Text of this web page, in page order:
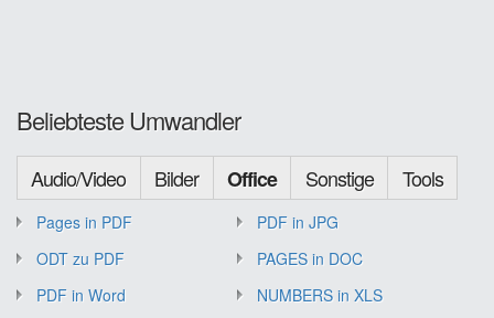
Beliebteste Umwandler
Audio/Video Bilder Office Sonstige Tools
Pages in PDF
PDF in JPG
ODT zu PDF
PAGES in DOC
PDF in Word
NUMBERS in XLS